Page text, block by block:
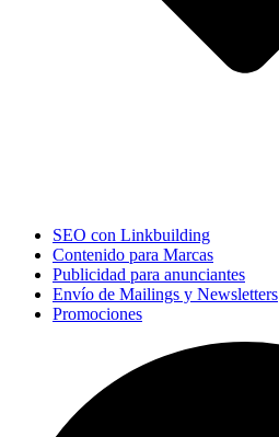
SEO con Linkbuilding
Contenido para Marcas
Publicidad para anunciantes
Envío de Mailings y Newsletters
Promociones